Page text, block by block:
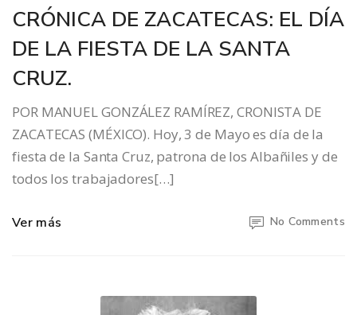
CRÓNICA DE ZACATECAS: EL DÍA
DE LA FIESTA DE LA SANTA
CRUZ.
POR MANUEL GONZÁLEZ RAMÍREZ, CRONISTA DE
ZACATECAS (MÉXICO). Hoy, 3 de Mayo es día de la
fiesta de la Santa Cruz, patrona de los Albañiles y de
todos los trabajadores[…]
Ver más No Comments